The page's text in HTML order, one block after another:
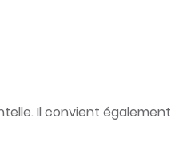
Il convient également